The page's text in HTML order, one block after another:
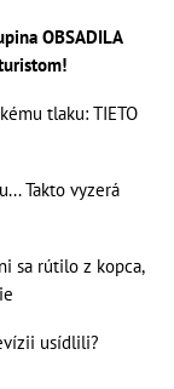
OBSADILA
tlaku: TIETO
Takto vyzerá
sa rútilo z kopca,
usídlili?